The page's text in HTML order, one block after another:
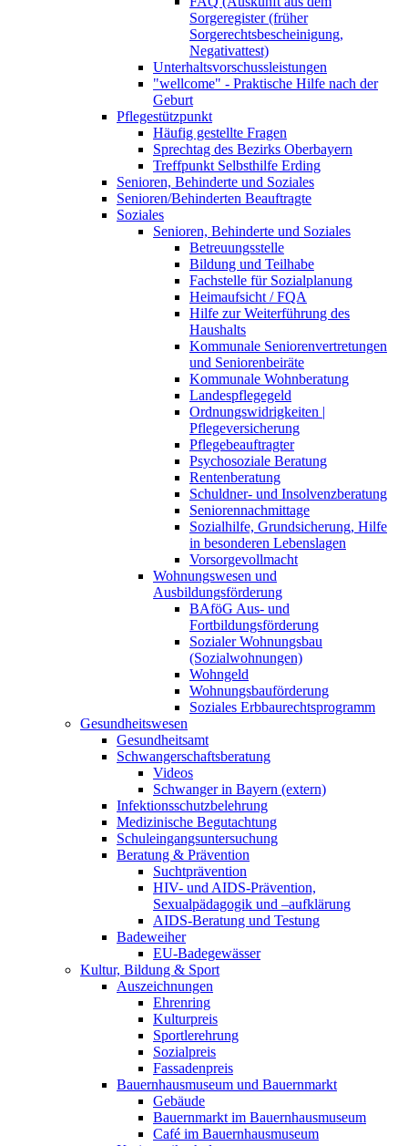
Sorgeregister (früher
Sorgerechtsbescheinigung,
Negativattest)
Unterhaltsvorschussleistungen
"wellcome" - Praktische Hilfe nach der
Geburt
Pflegestützpunkt
Häufig gestellte Fragen
Sprechtag des Bezirks Oberbayern
Treffpunkt Selbsthilfe Erding
Senioren, Behinderte und Soziales
Senioren/Behinderten Beauftragte
Soziales
Senioren, Behinderte und Soziales
Betreuungsstelle
Bildung und Teilhabe
Fachstelle für Sozialplanung
Heimaufsicht / FQA
Hilfe zur Weiterführung des
Haushalts
Kommunale Seniorenvertretungen
und Seniorenbeiräte
Kommunale Wohnberatung
Landespflegegeld
Ordnungswidrigkeiten |
Pflegeversicherung
Pflegebeauftragter
Psychosoziale Beratung
Rentenberatung
Schuldner- und Insolvenzberatung
Seniorennachmittage
Sozialhilfe, Grundsicherung, Hilfe
in besonderen Lebenslagen
Vorsorgevollmacht
Wohnungswesen und
Ausbildungsförderung
BAföG Aus- und
Fortbildungsförderung
Sozialer Wohnungsbau
(Sozialwohnungen)
Wohngeld
Wohnungsbauförderung
Soziales Erbbaurechtsprogramm
Gesundheitswesen
Gesundheitsamt
Schwangerschaftsberatung
Videos
Schwanger in Bayern (extern)
Infektionsschutzbelehrung
Medizinische Begutachtung
Schuleingangsuntersuchung
Beratung & Prävention
Suchtprävention
HIV- und AIDS-Prävention,
Sexualpädagogik und –aufklärung
AIDS-Beratung und Testung
Badeweiher
EU-Badegewässer
Kultur, Bildung & Sport
Auszeichnungen
Ehrenring
Kulturpreis
Sportlerehrung
Sozialpreis
Fassadenpreis
Bauernhausmuseum und Bauernmarkt
Gebäude
Bauernmarkt im Bauernhausmuseum
Café im Bauernhausmuseum